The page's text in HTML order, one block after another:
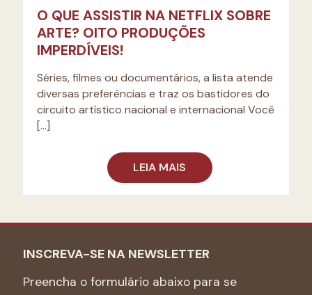
O QUE ASSISTIR NA NETFLIX SOBRE
ARTE? OITO PRODUÇÕES
IMPERDÍVEIS!
Séries, filmes ou documentários, a lista atende
diversas preferências e traz os bastidores do
circuito artístico nacional e internacional Você
[…]
LEIA MAIS
INSCREVA-SE NA NEWSLETTER
Preencha o formulário abaixo para se